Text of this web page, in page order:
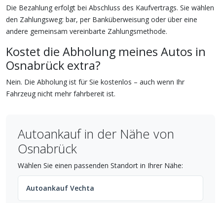
Die Bezahlung erfolgt bei Abschluss des Kaufvertrags. Sie wählen
den Zahlungsweg: bar, per Banküberweisung oder über eine
andere gemeinsam vereinbarte Zahlungsmethode.
Kostet die Abholung meines Autos in
Osnabrück extra?
Nein. Die Abholung ist für Sie kostenlos – auch wenn Ihr
Fahrzeug nicht mehr fahrbereit ist.
Autoankauf in der Nähe von
Osnabrück
Wählen Sie einen passenden Standort in Ihrer Nähe:
Autoankauf Vechta